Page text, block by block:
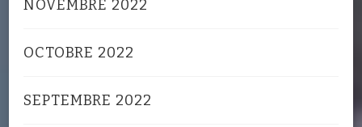
NOVEMBRE 2022
OCTOBRE 2022
SEPTEMBRE 2022